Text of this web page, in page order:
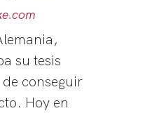
su tesis
conseguir
Hoy en